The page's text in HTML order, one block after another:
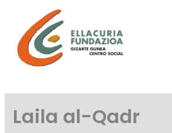
contenido
Laila al-Qadr